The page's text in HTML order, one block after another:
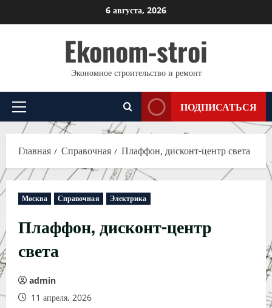
к
6 августа, 2026
Ekonom-stroi
Экономное строительство и ремонт
Основное
меню
ПОДПИСАТЬСЯ
Главная Справочная Плаффон, дисконт-центр света
Москва Справочная Электрика
Плаффон, дисконт-центр
света
admin
11 апреля, 2026